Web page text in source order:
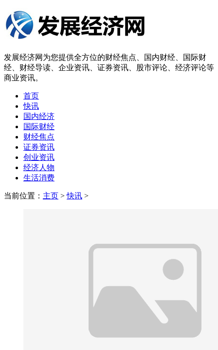
发展经济网为您提供全方位的财经焦点、国内财经、国际财
经、财经导读、企业资讯、证券资讯、股市评论、经济评论等
商业资讯。
首页
快讯
国内经济
国际财经
财经焦点
证券资讯
创业资讯
经济人物
生活消费
当前位置： 主页 >快讯 >